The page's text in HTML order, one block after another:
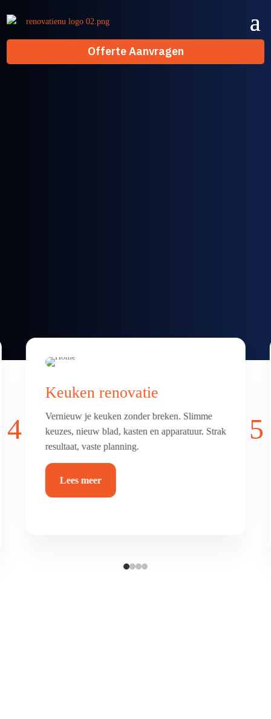
Offerte Aanvragen
Badkamer & toilet
renovatie
Frisse, comfortabele badkamer of toilet met
luxe afwerking. Alles netjes betegeld, afgekit
en waterdicht.
Lees meer
4 5